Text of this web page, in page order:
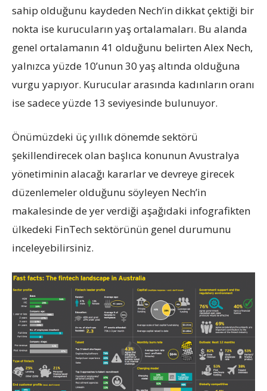
sahip olduğunu kaydeden Nech’in dikkat çektiği bir
nokta ise kurucuların yaş ortalamaları. Bu alanda
genel ortalamanın 41 olduğunu belirten Alex Nech,
yalnızca yüzde 10’unun 30 yaş altında olduğuna
vurgu yapıyor. Kurucular arasında kadınların oranı
ise sadece yüzde 13 seviyesinde bulunuyor.
Önümüzdeki üç yıllık dönemde sektörü
şekillendirecek olan başlıca konunun Avustralya
yönetiminin alacağı kararlar ve devreye girecek
düzenlemeler olduğunu söyleyen Nech’in
makalesinde de yer verdiği aşağıdaki infografikten
ülkedeki FinTech sektörünün genel durumunu
inceleyebilirsiniz.